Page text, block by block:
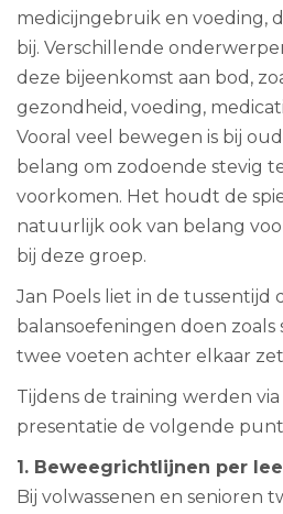
medicijngebruik en voeding,
bij. Verschillende
deze bijeenkomst aan bod,
gezondheid, voeding,
Vooral veel bewegen is bij
belang om zodoende stevig
voorkomen. Het houdt de
natuurlijk ook van belang
bij deze groep.
Jan Poels liet in de tussentijd
balansoefeningen doen zoals
twee voeten achter elkaar
Tijdens de training werden
presentatie de volgende
1. Beweegrichtlijnen per
Bij volwassenen en senioren